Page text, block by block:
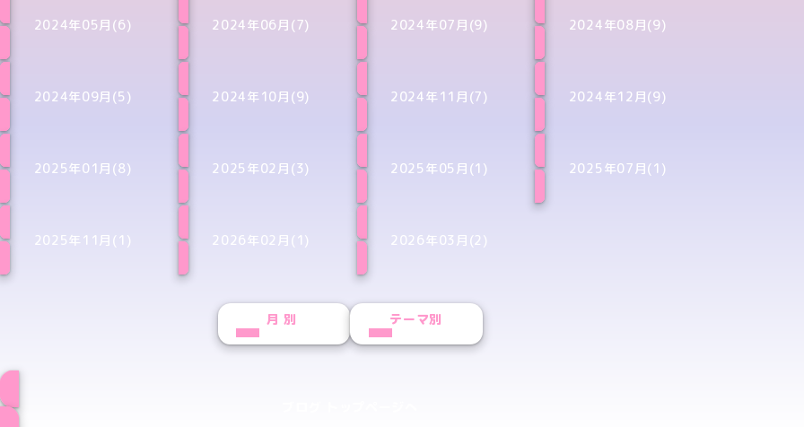
2024年05月(6) 2024年06月(7) 2024年07月(9) 2024年08月(9)
2024年09月(5) 2024年10月(9) 2024年11月(7) 2024年12月(9)
2025年01月(8) 2025年02月(3) 2025年05月(1) 2025年07月(1)
2025年11月(1) 2026年02月(1) 2026年03月(2)
月別 テーマ別